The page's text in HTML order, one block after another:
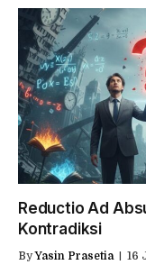
Reductio Ad
Kontradiksi
By Yasin Prasetia 16